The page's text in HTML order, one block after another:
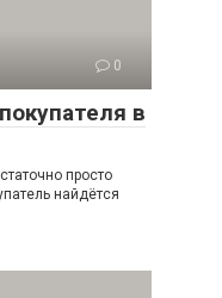
0
в
просто
найдётся